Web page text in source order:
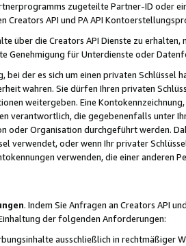
zugeteilte Partner-ID oder
Creators API und PA API
über die Creators API Dienste zu
Genehmigung für Unterdienste oder
bei der es sich um einen privaten
wahren. Sie dürfen Ihren privaten
weitergeben. Eine
verantwortlich, die gegebenenfalls unter
oder Organisation durchgeführt werden.
verwendet, oder wenn Ihr privater
verwenden, die einer anderen
. Indem Sie Anfragen an Creators API
der folgenden Anforderungen:
ausschließlich in rechtmäßiger